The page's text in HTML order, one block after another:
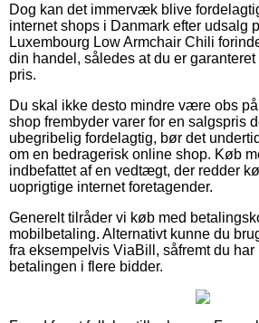
Dog kan det immervæk blive
internet shops i Danmark efter udsalg
Luxembourg Low Armchair Chili
din handel, således at du er
pris.
Du skal ikke desto mindre være obs
shop frembyder varer for en salgspris
ubegribelig fordelagtig, bør det
om en bedragerisk online shop. Køb
indbefattet af en vedtægt, der redder
uoprigtige internet foretagender.
Generelt tilråder vi køb med
mobilbetaling. Alternativt kunne du
fra eksempelvis ViaBill, såfremt du
betalingen i flere bidder.